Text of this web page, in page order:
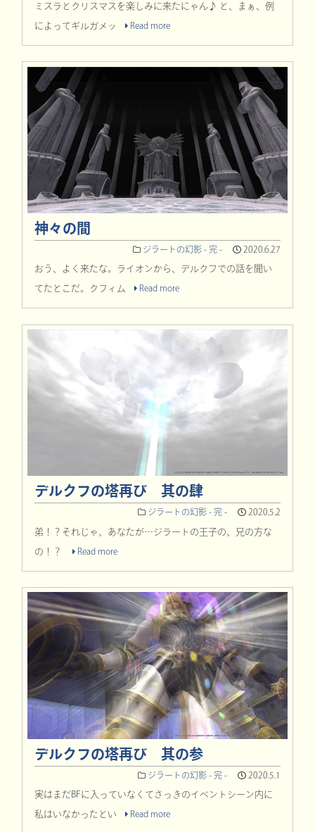
ミスラとクリスマスを楽しみに来たにゃん♪ と、まぁ、例
によってギルガメッ Read more
神々の間
ジラートの幻影 - 完 - 2020.6.27
おう、よく来たな。ライオンから、デルクフでの話を聞い
てたとこだ。クフィム Read more
デルクフの塔再び 其の肆
ジラートの幻影 - 完 - 2020.5.2
弟！？それじゃ、あなたが…ジラートの王子の、兄の方な
の！？ Read more
デルクフの塔再び 其の参
ジラートの幻影 - 完 - 2020.5.1
実はまだBFに入っていなくてさっきのイベントシーン内に
私はいなかったとい Read more